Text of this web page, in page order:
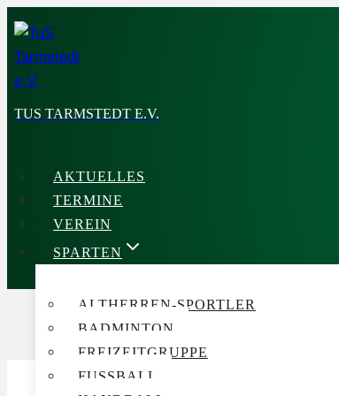
Zum
Inhalt
springen
TUS TARMSTEDT E.V.
AKTUELLES
TERMINE
VEREIN
SPARTEN
ALTHERREN-SPORTLER
BADMINTON
FREIZEITGRUPPE
FUSSBALL